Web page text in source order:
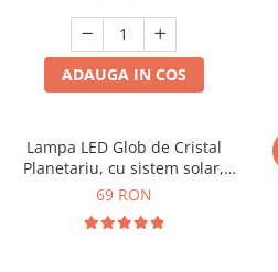
ADAUGA IN COS
Lampa LED Glob de Cristal
Planetariu, cu sistem solar,
cadou captivant
69 RON